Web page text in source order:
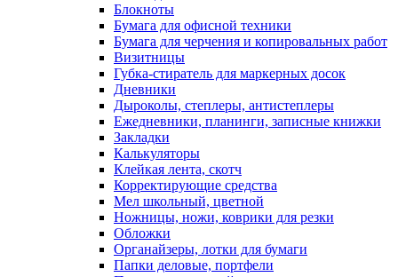
Блокноты
Бумага для офисной техники
Бумага для черчения и копировальных работ
Визитницы
Губка-стиратель для маркерных досок
Дневники
Дыроколы, степлеры, антистеплеры
Ежедневники, планинги, записные книжки
Закладки
Калькуляторы
Клейкая лента, скотч
Корректирующие средства
Мел школьный, цветной
Ножницы, ножи, коврики для резки
Обложки
Органайзеры, лотки для бумаги
Папки деловые, портфели